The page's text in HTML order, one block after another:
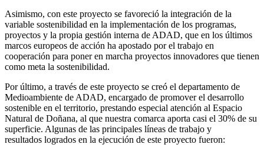
Asimismo, con este proyecto se favoreció la integración de la
variable sostenibilidad en la implementación de los programas,
proyectos y la propia gestión interna de ADAD, que en los últimos
marcos europeos de acción ha apostado por el trabajo en
cooperación para poner en marcha proyectos innovadores que tienen
como meta la sostenibilidad.
Por último, a través de este proyecto se creó el departamento de
Medioambiente de ADAD, encargado de promover el desarrollo
sostenible en el territorio, prestando especial atención al Espacio
Natural de Doñana, al que nuestra comarca aporta casi el 30% de su
superficie. Algunas de las principales líneas de trabajo y
resultados logrados en la ejecución de este proyecto fueron: